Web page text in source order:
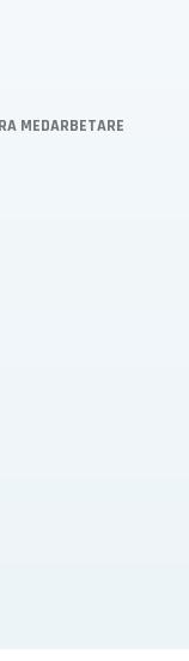
MEDARBETARE